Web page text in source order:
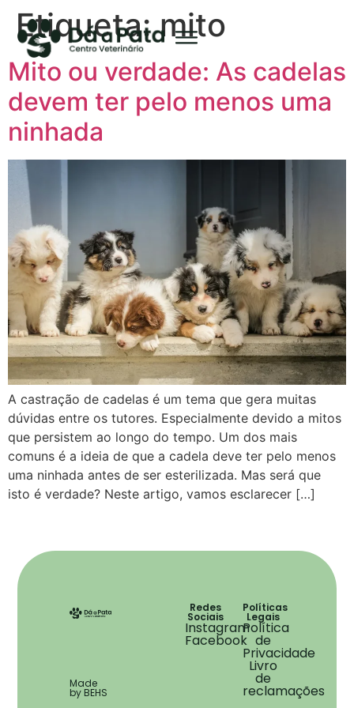
Etiqueta:mito
Mito ou verdade: As cadelas
devem ter pelo menos uma
ninhada
A castração de cadelas é um tema que gera muitas
dúvidas entre os tutores. Especialmente devido a mitos
que persistem ao longo do tempo. Um dos mais
comuns é a ideia de que a cadela deve ter pelo menos
uma ninhada antes de ser esterilizada. Mas será que
isto é verdade? Neste artigo, vamos esclarecer […]
Made
by BEHS
Redes
Sociais
Instagram
Facebook
Políticas
Legais
Política
de
Privacidade
Livro
de
reclamações